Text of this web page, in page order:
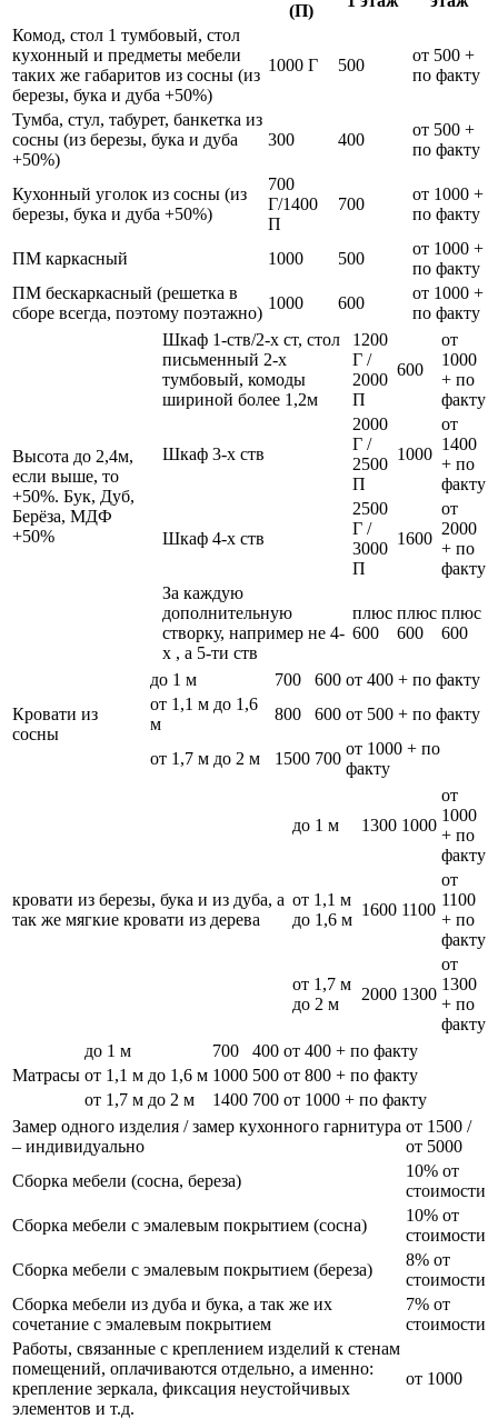
(П)
Комод, стол 1 тумбовый, стол
кухонный и предметы мебели
таких же габаритов из сосны (из
березы, бука и дуба +50%)
1000 Г 500
от 500 +
по факту
Тумба, стул, табурет, банкетка из
сосны (из березы, бука и дуба
+50%)
300 400
от 500 +
по факту
Кухонный уголок из сосны (из
березы, бука и дуба +50%)
700
Г/1400
П
700
от 1000 +
по факту
ПМ каркасный 1000 500
от 1000 +
по факту
ПМ бескаркасный (решетка в
сборе всегда, поэтому поэтажно)
1000 600
от 1000 +
по факту
Высота до 2,4м,
если выше, то
+50%. Бук, Дуб,
Берёза, МДФ
+50%
Шкаф 1-ств/2-х ст, стол
письменный 2-х
тумбовый, комоды
шириной более 1,2м
1200
Г /
2000
П
600
от
1000
+ по
факту
Шкаф 3-х ств
2000
Г /
2500
П
1000
от
1400
+ по
факту
Шкаф 4-х ств
2500
Г /
3000
П
1600
от
2000
+ по
факту
За каждую
дополнительную
створку, например не 4-
х , а 5-ти ств
плюс
600
плюс
600
плюс
600
Кровати из
сосны
до 1 м 700 600 от 400 + по факту
от 1,1 м до 1,6
м
800 600 от 500 + по факту
от 1,7 м до 2 м 1500 700
от 1000 + по
факту
кровати из березы, бука и из дуба, а
так же мягкие кровати из дерева
до 1 м 1300 1000
от
1000
+ по
факту
от 1,1 м
до 1,6 м
1600 1100
от
1100
+ по
факту
от 1,7 м
до 2 м
2000 1300
от
1300
+ по
факту
Матрасы
до 1 м 700 400 от 400 + по факту
от 1,1 м до 1,6 м 1000 500 от 800 + по факту
от 1,7 м до 2 м
1400 700 от 1000 + по факту
Замер одного изделия / замер кухонного гарнитура
– индивидуально
от 1500 /
от 5000
Сборка мебели (сосна, береза)
10% от
стоимости
Сборка мебели с эмалевым покрытием (сосна)
10% от
стоимости
Сборка мебели с эмалевым покрытием (береза)
8% от
стоимости
Сборка мебели из дуба и бука, а так же их
сочетание с эмалевым покрытием
7% от
стоимости
Работы, связанные с креплением изделий к стенам
помещений, оплачиваются отдельно, а именно:
крепление зеркала, фиксация неустойчивых
элементов и т.д.
от 1000